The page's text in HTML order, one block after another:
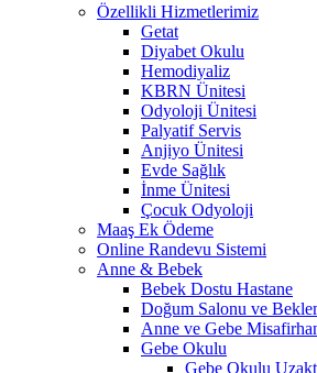
Özellikli Hizmetlerimiz
Getat
Diyabet Okulu
Hemodiyaliz
KBRN Ünitesi
Odyoloji Ünitesi
Palyatif Servis
Anjiyo Ünitesi
Evde Sağlık
İnme Ünitesi
Çocuk Odyoloji
Maaş Ek Ödeme
Online Randevu Sistemi
Anne & Bebek
Bebek Dostu Hastane
Doğum Salonu ve
Anne ve Gebe
Gebe Okulu
Gebe Okulu